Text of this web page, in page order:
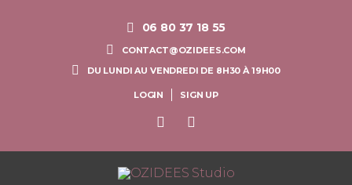
06 80 37 18 55
CONTACT@OZIDEES.COM
DU LUNDI AU VENDREDI DE 8H30 À 19H00
LOGIN SIGN UP